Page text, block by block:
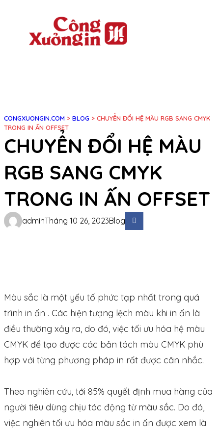
CONGXUONGIN.COM > BLOG > CHUYỂN ĐỔI HỆ MÀU RGB SANG CMYK
TRONG IN ẤN OFFSET
CHUYỂN ĐỔI HỆ MÀU
RGB SANG CMYK
TRONG IN ẤN OFFSET
adminTháng 10 26, 2023Blog
Màu sắc là một yếu tố phức tạp nhất trong quá
trình in ấn . Các hiện tượng lệch màu khi in ấn là
điều thường xảy ra, do đó, việc tối ưu hóa hệ màu
CMYK để tạo được các bản tách màu CMYK phù
hợp với từng phương pháp in rất được cân nhắc.
Theo nghiên cứu, tới 85% quyết định mua hàng của
người tiêu dùng chịu tác động từ màu sắc. Do đó,
việc nghiên tối ưu hóa màu sắc in ấn được xem là